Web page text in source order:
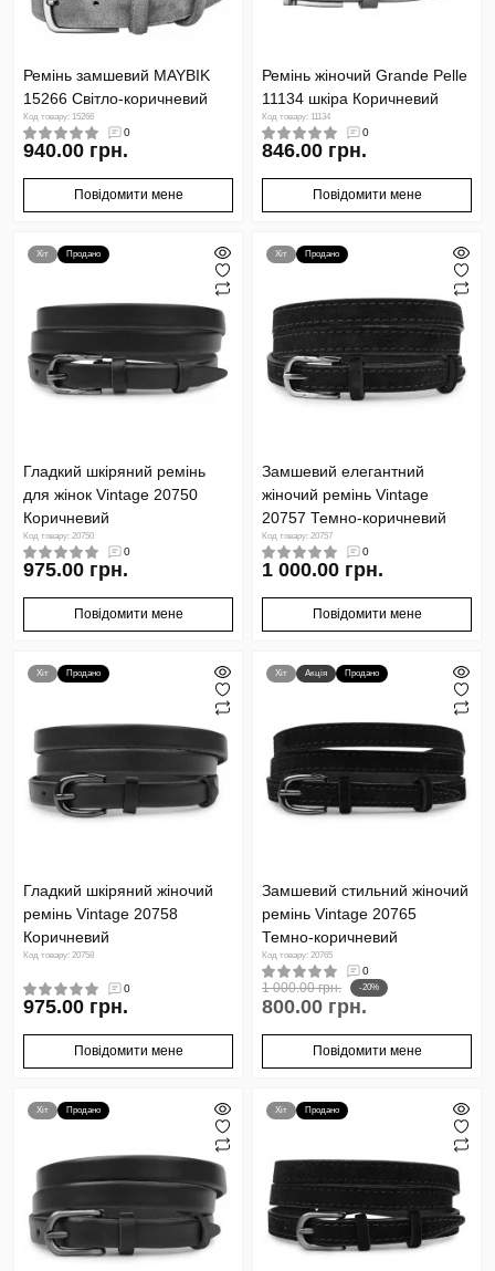
Ремінь замшевий MAYBIK
15266 Світло-коричневий
Код товару: 15266
0
940.00 грн.
Повідомити мене
Ремінь жіночий Grande Pelle
11134 шкіра Коричневий
Код товару: 11134
0
846.00 грн.
Повідомити мене
Хіт Продано
Гладкий шкіряний ремінь
для жінок Vintage 20750
Коричневий
Код товару: 20750
0
975.00 грн.
Повідомити мене
Хіт Продано
Замшевий елегантний
жіночий ремінь Vintage
20757 Темно-коричневий
Код товару: 20757
0
1 000.00 грн.
Повідомити мене
Хіт Продано
Гладкий шкіряний жіночий
ремінь Vintage 20758
Коричневий
Код товару: 20758
0
975.00 грн.
Повідомити мене
Хіт Акція Продано
Замшевий стильний жіночий
ремінь Vintage 20765
Темно-коричневий
Код товару: 20765
0
1 000.00 грн. -20%
800.00 грн.
Повідомити мене
Хіт Продано Хіт Продано